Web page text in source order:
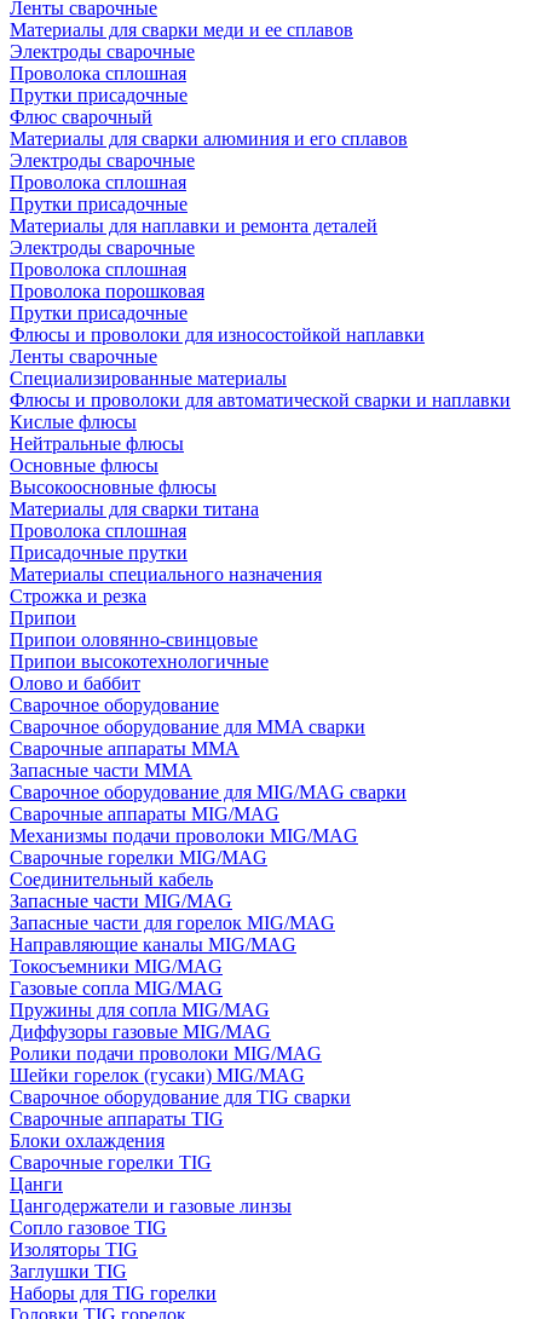
Ленты сварочные
Материалы для сварки меди и ее сплавов
Электроды сварочные
Проволока сплошная
Прутки присадочные
Флюс сварочный
Материалы для сварки алюминия и его сплавов
Электроды сварочные
Проволока сплошная
Прутки присадочные
Материалы для наплавки и ремонта деталей
Электроды сварочные
Проволока сплошная
Проволока порошковая
Прутки присадочные
Флюсы и проволоки для износостойкой наплавки
Ленты сварочные
Специализированные материалы
Флюсы и проволоки для автоматической сварки и наплавки
Кислые флюсы
Нейтральные флюсы
Основные флюсы
Высокоосновные флюсы
Материалы для сварки титана
Проволока сплошная
Присадочные прутки
Материалы специального назначения
Строжка и резка
Припои
Припои оловянно-свинцовые
Припои высокотехнологичные
Олово и баббит
Сварочное оборудование
Сварочное оборудование для MMA сварки
Сварочные аппараты MMA
Запасные части MMA
Сварочное оборудование для MIG/MAG сварки
Сварочные аппараты MIG/MAG
Механизмы подачи проволоки MIG/MAG
Сварочные горелки MIG/MAG
Соединительный кабель
Запасные части MIG/MAG
Запасные части для горелок MIG/MAG
Направляющие каналы MIG/MAG
Токосъемники MIG/MAG
Газовые сопла MIG/MAG
Пружины для сопла MIG/MAG
Диффузоры газовые MIG/MAG
Ролики подачи проволоки MIG/MAG
Шейки горелок (гусаки) MIG/MAG
Сварочное оборудование для TIG сварки
Сварочные аппараты TIG
Блоки охлаждения
Сварочные горелки TIG
Цанги
Цангодержатели и газовые линзы
Сопло газовое TIG
Изоляторы TIG
Заглушки TIG
Наборы для TIG горелки
Головки TIG горелок